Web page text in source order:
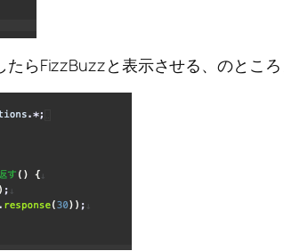
らFizzBuzzと表示させる、のところ